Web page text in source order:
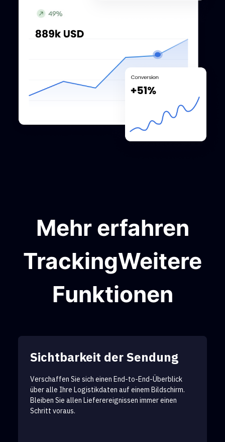
Mehr erfahren
TrackingWeitere
Funktionen
Sichtbarkeit der Sendung
Verschaffen Sie sich einen End-to-End-Überblick
über alle Ihre Logistikdaten auf einem Bildschirm.
Bleiben Sie allen Lieferereignissen immer einen
Schritt voraus.